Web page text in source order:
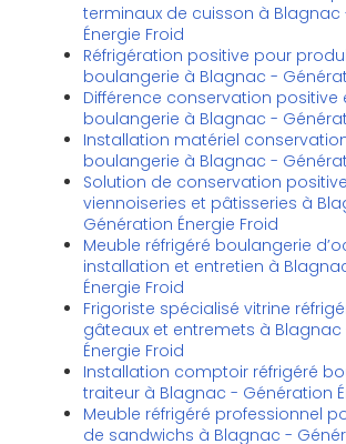
terminaux de cuisson à
Énergie Froid
Réfrigération positive pour
boulangerie à Blagnac -
Différence conservation positive
boulangerie à Blagnac -
Installation matériel
boulangerie à Blagnac -
Solution de conservation
viennoiseries et pâtisseries à
Génération Énergie Froid
Meuble réfrigéré boulangerie
installation et entretien à
Énergie Froid
Frigoriste spécialisé vitrine
gâteaux et entremets à
Énergie Froid
Installation comptoir réfrigéré
traiteur à Blagnac - Génération
Meuble réfrigéré professionnel
de sandwichs à Blagnac -